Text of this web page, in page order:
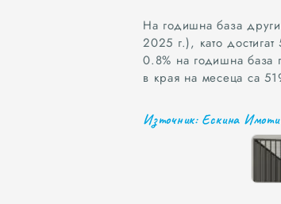
На годишна база
2025 г.), като
0.8% на годишна база
в края на месеца са
Източник: Ескина Имоти